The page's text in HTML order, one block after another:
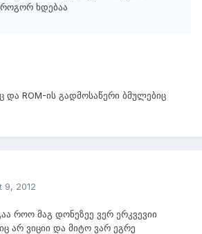
ხდებაა
და ROM-ის გადმოსაწერი ბმულებიც
9, 2012
როო მაგ დონეზეე ვერ ერკვევიი
არ ვიციი და მიტო ვარ ეგრე